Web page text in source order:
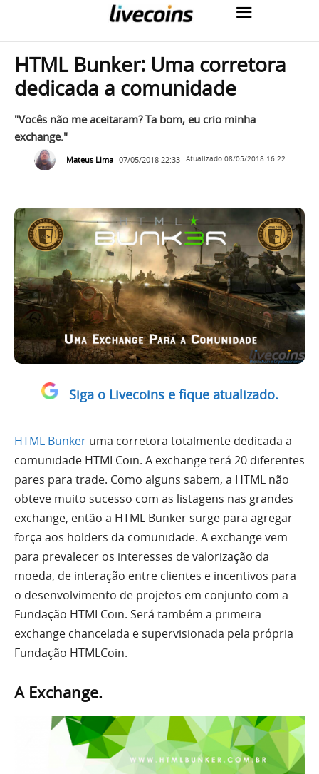
HTML Bunker: Uma corretora
dedicada a comunidade
"Vocês não me aceitaram? Ta bom, eu crio minha
exchange."
Mateus Lima 07/05/2018 22:33 Atualizado 08/05/2018 16:22
Siga o Livecoins e fique atualizado.
HTML Bunker uma corretora totalmente dedicada a
comunidade HTMLCoin. A exchange terá 20 diferentes
pares para trade. Como alguns sabem, a HTML não
obteve muito sucesso com as listagens nas grandes
exchange, então a HTML Bunker surge para agregar
força aos holders da comunidade. A exchange vem
para prevalecer os interesses de valorização da
moeda, de interação entre clientes e incentivos para
o desenvolvimento de projetos em conjunto com a
Fundação HTMLCoin. Será também a primeira
exchange chancelada e supervisionada pela própria
Fundação HTMLCoin.
A Exchange.